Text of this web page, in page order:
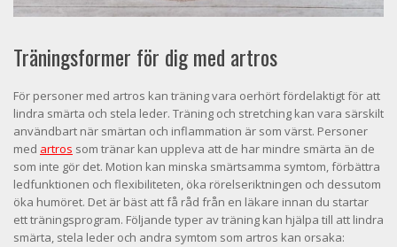
Träningsformer för dig med artros
För personer med artros kan träning vara oerhört fördelaktigt för att
lindra smärta och stela leder. Träning och stretching kan vara särskilt
användbart när smärtan och inflammation är som värst. Personer
med artros som tränar kan uppleva att de har mindre smärta än de
som inte gör det. Motion kan minska smärtsamma symtom, förbättra
ledfunktionen och flexibiliteten, öka rörelseriktningen och dessutom
öka humöret. Det är bäst att få råd från en läkare innan du startar
ett träningsprogram. Följande typer av träning kan hjälpa till att lindra
smärta, stela leder och andra symtom som artros kan orsaka: